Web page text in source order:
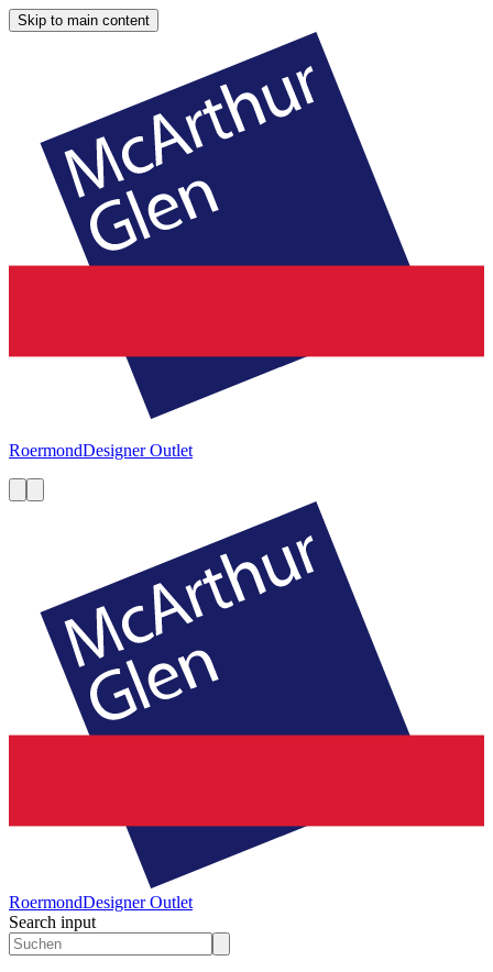
Skip to main content
RoermondDesigner Outlet
RoermondDesigner Outlet
Search input